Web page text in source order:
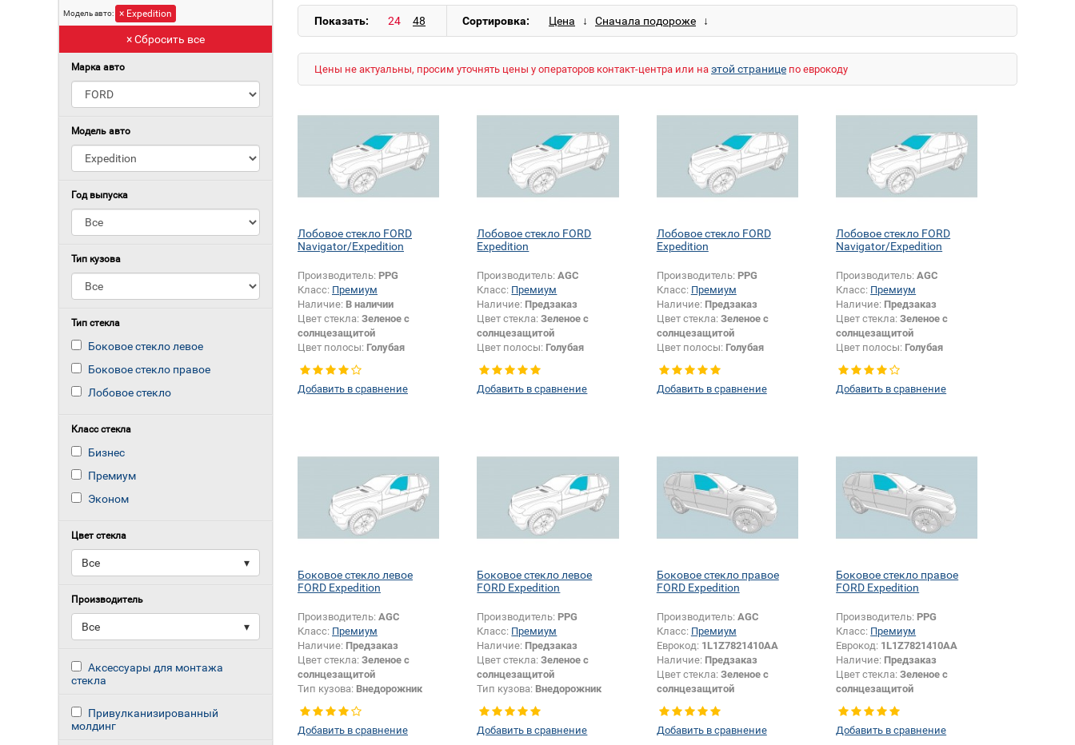
Модель авто: × Expedition
× Сбросить все
Марка авто
Модель авто
Год выпуска
Тип кузова
Тип стекла
Боковое стекло левое
Боковое стекло правое
Лобовое стекло
Класс стекла
Бизнес
Премиум
Эконом
Цвет стекла
▾
Все
Производитель
▾
Все
Аксессуары для монтажа
стекла
Привулканизированный
молдинг
Transit Custom (короткий)
Показать: Сортировка:
Цены не актуальны, просим уточнять цены у операторов контакт-центра или на этой странице по еврокоду
Лобовое стекло FORD
Navigator/Expedition
Производитель: PPG
Класс: Премиум
Наличие: В наличии
Цвет стекла: Зеленое с
солнцезащитой
Цвет полосы: Голубая
Тип кузова: Внедорожник
Добавить в сравнение
Лобовое стекло FORD
Expedition
Производитель:AGC
Класс: Премиум
Наличие: Предзаказ
Цвет стекла:Зеленое с
солнцезащитой
Цвет полосы: Голубая
Тип кузова:Внедорожник
Добавить в сравнение
Лобовое стекло FORD
Expedition
Производитель: PPG
Класс: Премиум
Наличие: Предзаказ
Цвет стекла: Зеленое с
солнцезащитой
Цвет полосы: Голубая
Тип кузова: Внедорожник
Добавить в сравнение
Лобовое стекло FORD
Navigator/Expedition
Производитель:AGC
Класс: Премиум
Наличие: Предзаказ
Цвет стекла:Зеленое с
солнцезащитой
Цвет полосы: Голубая
Тип кузова:Внедорожник
Добавить в сравнение
Боковое стекло левое
FORD Expedition
Производитель: AGC
Класс: Премиум
Наличие: Предзаказ
Цвет стекла: Зеленое с
солнцезащитой
Тип кузова: Внедорожник
Тип стекла: Боковое стекло
левое
Добавить в сравнение
Боковое стекло левое
FORD Expedition
Производитель: PPG
Класс: Премиум
Наличие: Предзаказ
Цвет стекла:Зеленое с
солнцезащитой
Тип кузова: Внедорожник
Тип стекла:Боковое стекло
левое
Добавить в сравнение
Боковое стекло правое
FORD Expedition
Производитель: AGC
Класс: Премиум
Еврокод: 1L1Z7821410AA
Наличие: Предзаказ
Цвет стекла: Зеленое с
солнцезащитой
Тип кузова: Внедорожник
Тип стекла:Боковое стекло
правое
Добавить в сравнение
Боковое стекло правое
FORD Expedition
Производитель: PPG
Класс: Премиум
Еврокод: 1L1Z7821410AA
Наличие: Предзаказ
Цвет стекла:Зеленое с
солнцезащитой
Тип кузова:Внедорожник
Тип стекла:Боковое стекло
правое
Добавить в сравнение